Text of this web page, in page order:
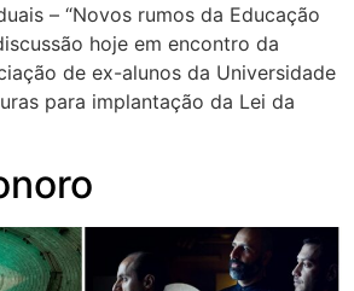
– “Novos rumos da Educação
hoje em encontro da
de ex-alunos da Universidade
para implantação da Lei da